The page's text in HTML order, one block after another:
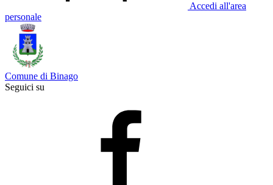
Accedi all'area
personale
Comune di Binago
Seguici su